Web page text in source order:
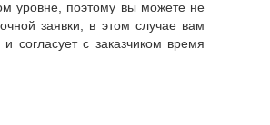
уровне, поэтому вы можете не
заявки, в этом случае вам
согласует с заказчиком время